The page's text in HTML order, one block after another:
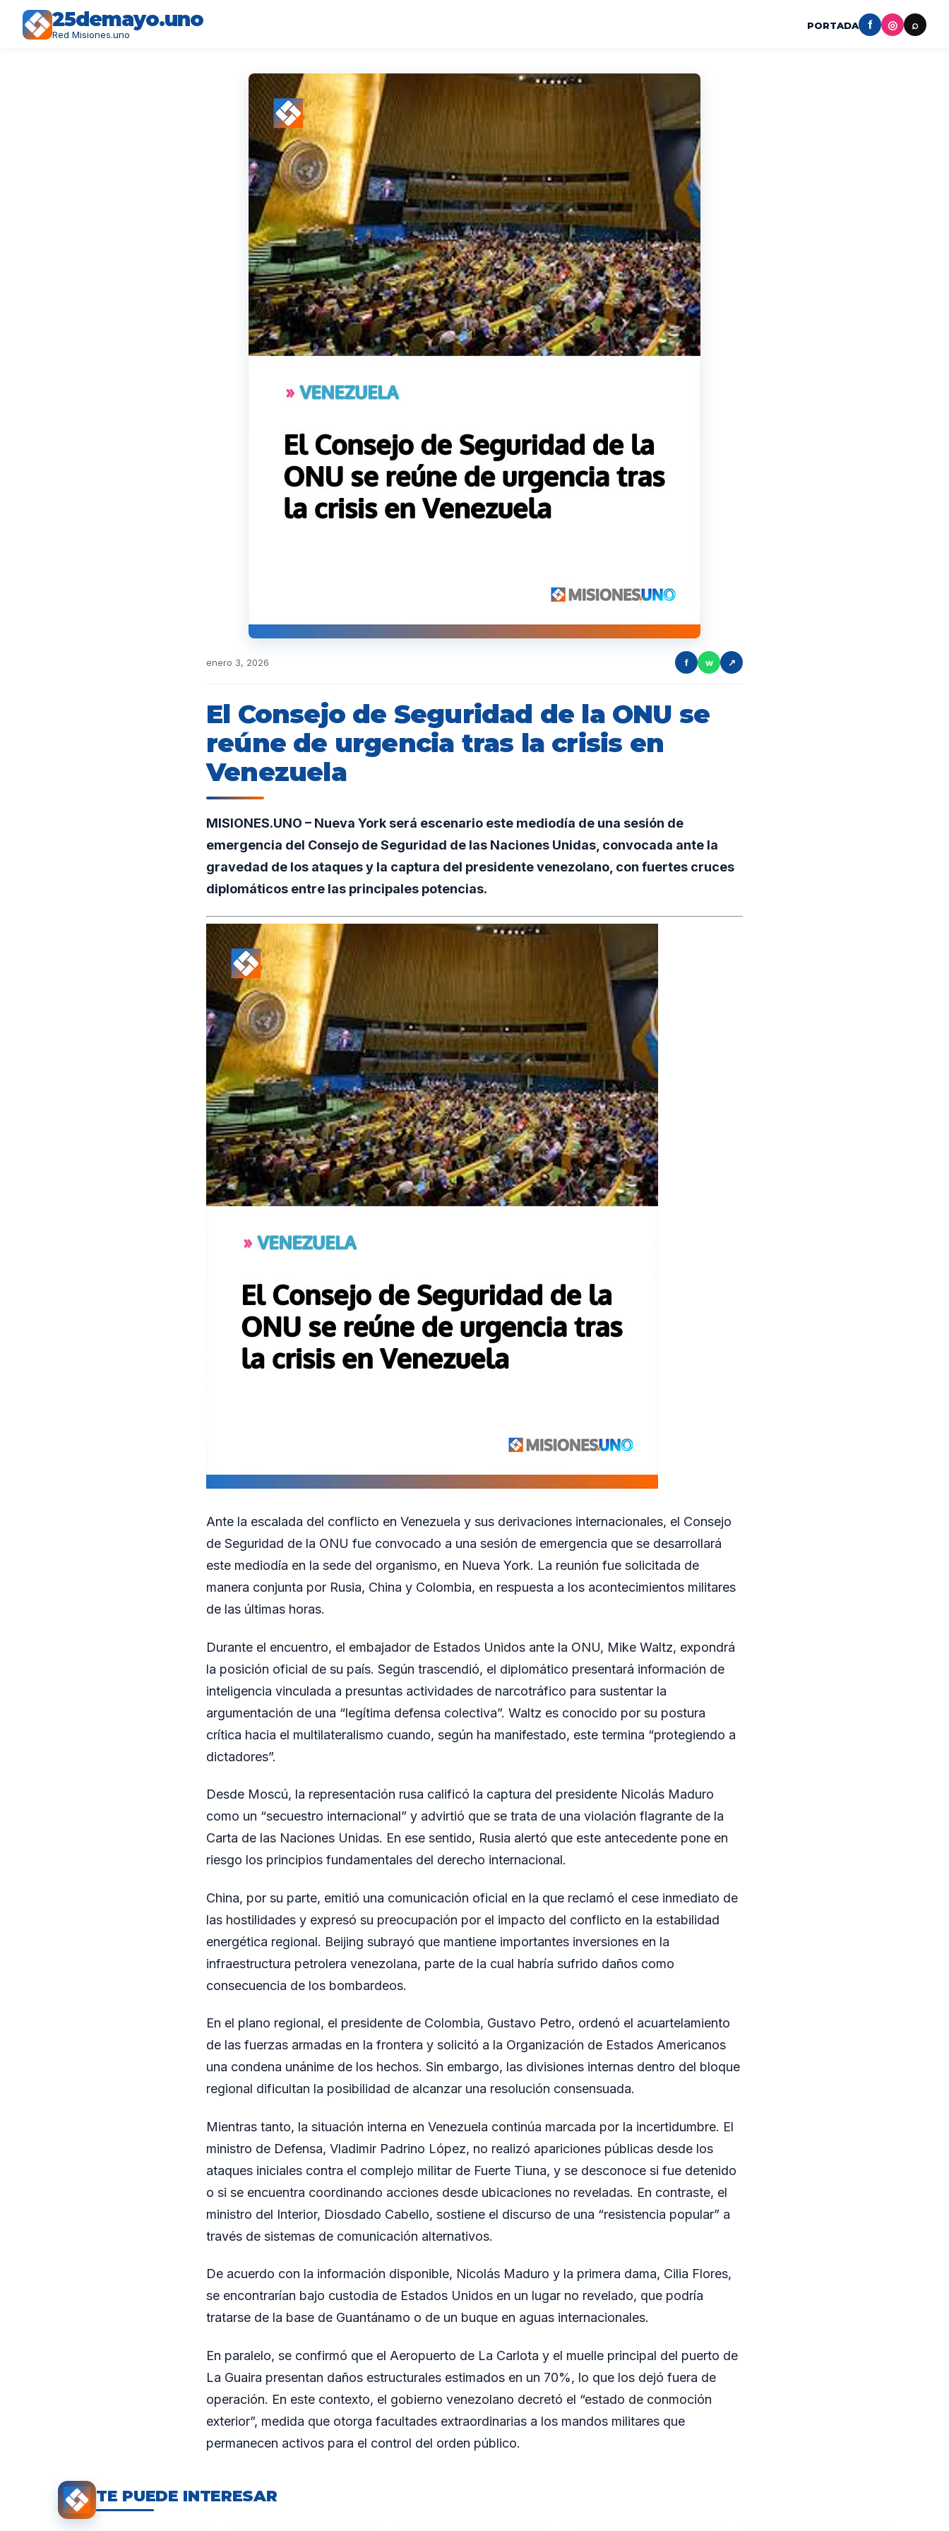
25demayo.uno
Red Misiones.uno
PORTADA f ◎ ⌕
enero 3, 2026 f w ↗
El Consejo de Seguridad de la ONU se
reúne de urgencia tras la crisis en
Venezuela
MISIONES.UNO – Nueva York será escenario este mediodía de una sesión de
emergencia del Consejo de Seguridad de las Naciones Unidas, convocada ante la
gravedad de los ataques y la captura del presidente venezolano, con fuertes cruces
diplomáticos entre las principales potencias.
Ante la escalada del conflicto en Venezuela y sus derivaciones internacionales, el Consejo
de Seguridad de la ONU fue convocado a una sesión de emergencia que se desarrollará
este mediodía en la sede del organismo, en Nueva York. La reunión fue solicitada de
manera conjunta por Rusia, China y Colombia, en respuesta a los acontecimientos militares
de las últimas horas.
Durante el encuentro, el embajador de Estados Unidos ante la ONU, Mike Waltz, expondrá
la posición oficial de su país. Según trascendió, el diplomático presentará información de
inteligencia vinculada a presuntas actividades de narcotráfico para sustentar la
argumentación de una “legítima defensa colectiva”. Waltz es conocido por su postura
crítica hacia el multilateralismo cuando, según ha manifestado, este termina “protegiendo a
dictadores”.
Desde Moscú, la representación rusa calificó la captura del presidente Nicolás Maduro
como un “secuestro internacional” y advirtió que se trata de una violación flagrante de la
Carta de las Naciones Unidas. En ese sentido, Rusia alertó que este antecedente pone en
riesgo los principios fundamentales del derecho internacional.
China, por su parte, emitió una comunicación oficial en la que reclamó el cese inmediato de
las hostilidades y expresó su preocupación por el impacto del conflicto en la estabilidad
energética regional. Beijing subrayó que mantiene importantes inversiones en la
infraestructura petrolera venezolana, parte de la cual habría sufrido daños como
consecuencia de los bombardeos.
En el plano regional, el presidente de Colombia, Gustavo Petro, ordenó el acuartelamiento
de las fuerzas armadas en la frontera y solicitó a la Organización de Estados Americanos
una condena unánime de los hechos. Sin embargo, las divisiones internas dentro del bloque
regional dificultan la posibilidad de alcanzar una resolución consensuada.
Mientras tanto, la situación interna en Venezuela continúa marcada por la incertidumbre. El
ministro de Defensa, Vladimir Padrino López, no realizó apariciones públicas desde los
ataques iniciales contra el complejo militar de Fuerte Tiuna, y se desconoce si fue detenido
o si se encuentra coordinando acciones desde ubicaciones no reveladas. En contraste, el
ministro del Interior, Diosdado Cabello, sostiene el discurso de una “resistencia popular” a
través de sistemas de comunicación alternativos.
De acuerdo con la información disponible, Nicolás Maduro y la primera dama, Cilia Flores,
se encontrarían bajo custodia de Estados Unidos en un lugar no revelado, que podría
tratarse de la base de Guantánamo o de un buque en aguas internacionales.
En paralelo, se confirmó que el Aeropuerto de La Carlota y el muelle principal del puerto de
La Guaira presentan daños estructurales estimados en un 70%, lo que los dejó fuera de
operación. En este contexto, el gobierno venezolano decretó el “estado de conmoción
exterior”, medida que otorga facultades extraordinarias a los mandos militares que
permanecen activos para el control del orden público.
TE PUEDE INTERESAR